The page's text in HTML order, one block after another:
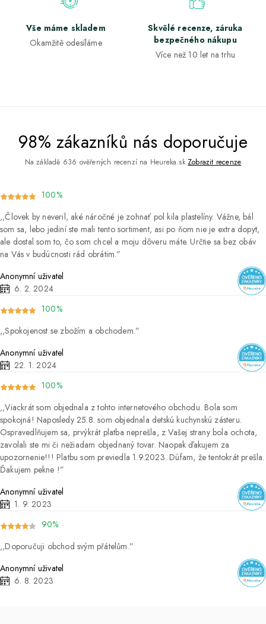
Vše máme skladem
Okamžitě odesíláme
Skvělé recenze, záruka
bezpečného nákupu
Více než 10 let na trhu
98% zákazníků nás doporučuje
Na základě 636 ověřených recenzí na Heureka.sk Zobrazit recenze
100%
Človek by neveril, aké náročné je zohnať pol kila plastelíny. Vážne, bál
som sa, lebo jediní ste mali tento sortiment, asi po ňom nie je extra dopyt,
ale dostal som to, čo som chcel a moju dôveru máte. Určtie sa bez obáv
na Vás v budúcnosti rád obrátim.
Anonymní uživatel
6. 2. 2024
100%
Spokojenost se zbožím a obchodem.
Anonymní uživatel
22. 1. 2024
100%
Viackrát som objednala z tohto internetového obchodu. Bola som
spokojná! Naposledy 25.8. som objednala detskú kuchynskú zásteru.
Ospravedlňujem sa, prvýkrát platba neprešla, z Vašej strany bola ochota,
zavolali ste mi či nežiadam objednaný tovar. Naopak ďakujem za
upozornenie!!! Platbu som previedla 1.9.2023. Dúfam, že tentokrát prešla.
Ďakujem pekne !
Anonymní uživatel
1. 9. 2023
90%
Doporučuji obchod svým přátelům.
Anonymní uživatel
6. 8. 2023